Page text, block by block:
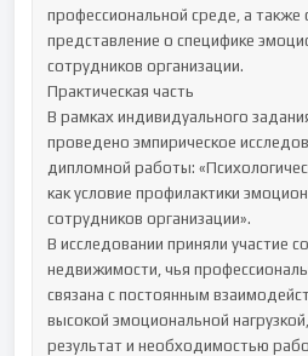
профессиональной среде, а
представление о специфике
сотрудников организации.
Практическая часть
В рамках индивидуального
проведено эмпирическое
дипломной работы:
как условие профилактики
сотрудников организации».
В исследовании приняли участие
недвижимости, чья
связана с постоянным
высокой эмоциональной
результат и необходимостью